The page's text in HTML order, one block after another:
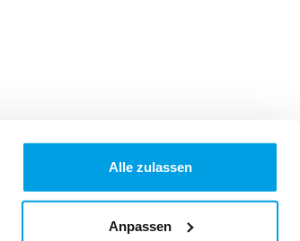
Alle zulassen
Anpassen